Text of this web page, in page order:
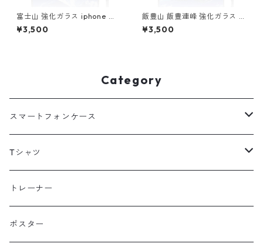
富士山 強化ガラス iphone ス
マホケース スマホカバーアウ
トドア 登山 山 ブルー ネイビ
¥3,500
飯豊山 飯豊連峰 強化ガラス ip
hone スマホケース スマホカ
バー登山 山 アウトドア 自然
¥3,500
Category
スマートフォンケース
海外
北海道
東北
Tシャツ
半袖
コットン
長袖
トレーナー
ポスター